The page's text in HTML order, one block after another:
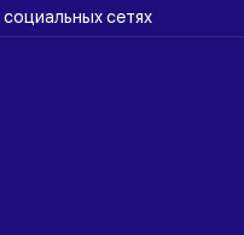
сетях